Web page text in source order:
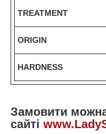
TREATMENT
ORIGIN
HARDNESS
Замовити
сайті